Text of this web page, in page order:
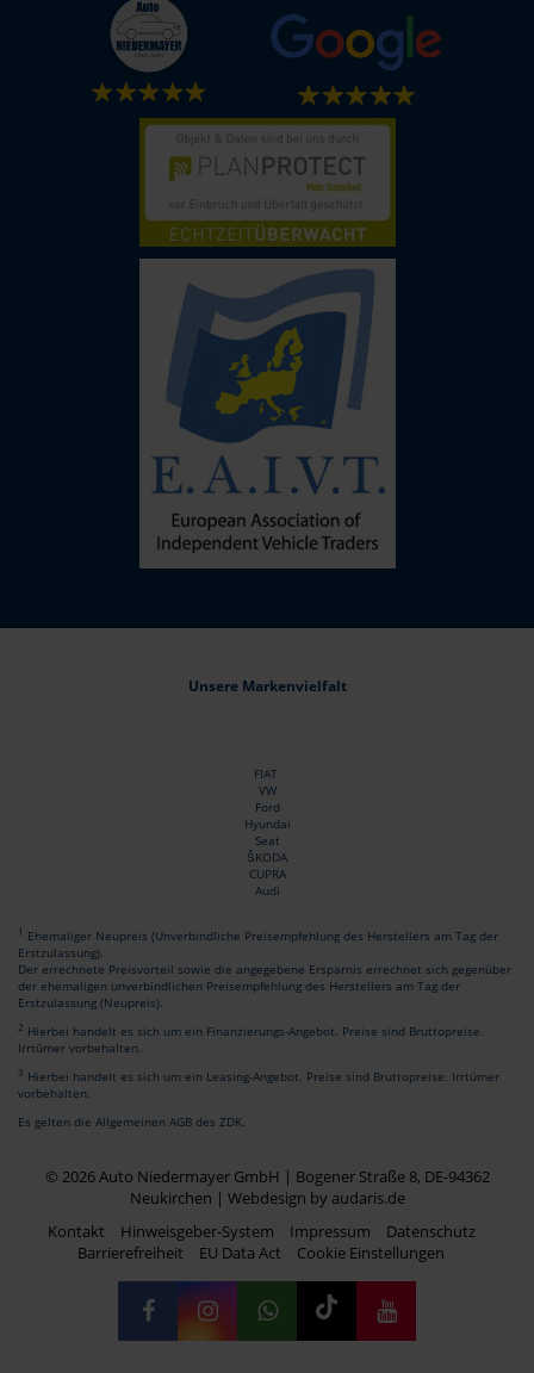
Unsere Markenvielfalt
FIAT
VW
Ford
Hyundai
Seat
ŠKODA
CUPRA
Audi
1 Ehemaliger Neupreis (Unverbindliche Preisempfehlung des Herstellers am Tag der
Erstzulassung).
Der errechnete Preisvorteil sowie die angegebene Ersparnis errechnet sich gegenüber
der ehemaligen unverbindlichen Preisempfehlung des Herstellers am Tag der
Erstzulassung (Neupreis).
2 Hierbei handelt es sich um ein Finanzierungs-Angebot. Preise sind Bruttopreise.
Irrtümer vorbehalten.
3 Hierbei handelt es sich um ein Leasing-Angebot. Preise sind Bruttopreise. Irrtümer
vorbehalten.
Es gelten die Allgemeinen AGB des ZDK.
© 2026 Auto Niedermayer GmbH | Bogener Straße 8, DE-94362
Neukirchen | Webdesign by audaris.de
Kontakt
Hinweisgeber-System Impressum
Datenschutz
Barrierefreiheit
EU Data Act Cookie Einstellungen